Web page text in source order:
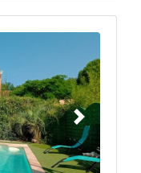
Suivant